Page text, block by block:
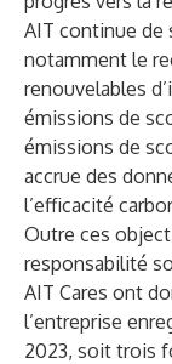
AIT continue de
notamment le
renouvelables
émissions de
émissions de
accrue des
l’efficacité
Outre ces
responsabilité
AIT Cares ont
l’entreprise
2023, soit trois